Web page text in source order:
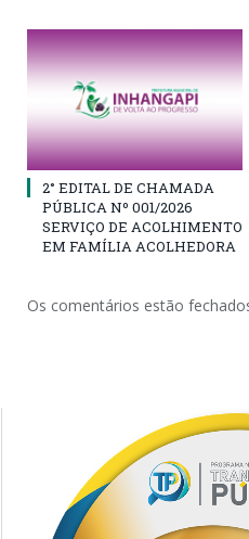
2° EDITAL DE CHAMADA
PÚBLICA Nº 001/2026
SERVIÇO DE ACOLHIMENTO
EM FAMÍLIA ACOLHEDORA
Os comentários estão